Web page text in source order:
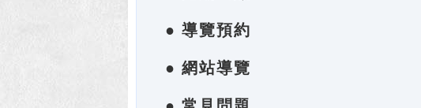
● 導覽預約
● 網站導覽